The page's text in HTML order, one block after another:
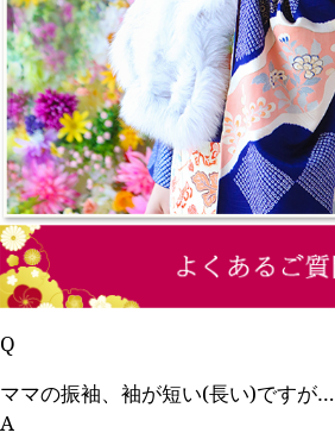
Q
ママの振袖、袖が短い(長い)ですが…
A